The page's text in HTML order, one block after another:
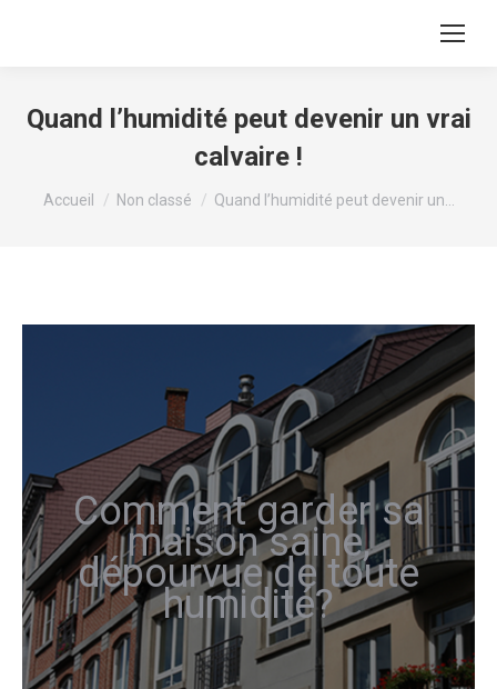
Quand l’humidité peut devenir un vrai
calvaire !
Vous êtes ici :
Accueil Non classé Quand l’humidité peut devenir un…
Comment garder sa
maison saine,
dépourvue de toute
humidité?